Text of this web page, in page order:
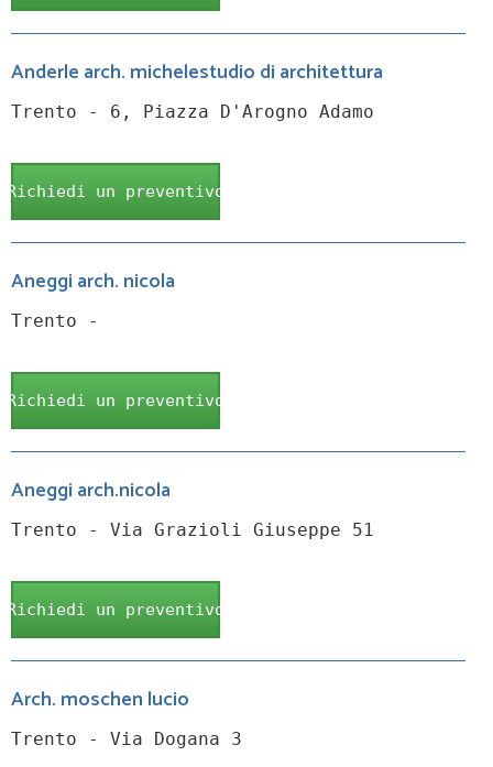
Anderle arch. michelestudio di architettura
Trento - 6, Piazza D'Arogno Adamo
Richiedi un preventivo
Aneggi arch. nicola
Trento -
Richiedi un preventivo
Aneggi arch.nicola
Trento - Via Grazioli Giuseppe 51
Richiedi un preventivo
Arch. moschen lucio
Trento - Via Dogana 3